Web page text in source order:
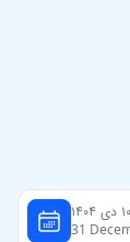
۱۰ دی ۱۴۰۴
31